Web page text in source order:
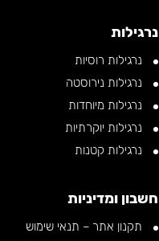
נרגילות
נרגילות רוסיות
נרגילות נירוסטה
נרגילות מיוחדות
נרגילות יוקרתיות
נרגילות קטנות
חשבון ומדיניות
תקנון אתר – תנאי שימוש